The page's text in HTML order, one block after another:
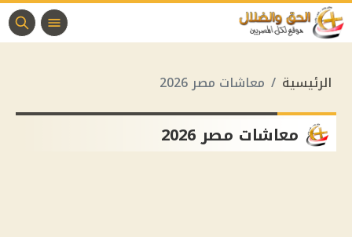
الرئيسية معاشات مصر 2026
معاشات مصر 2026